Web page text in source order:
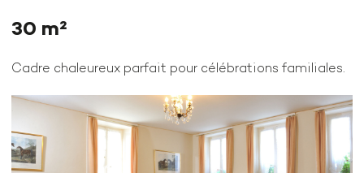
30 m²
Cadre chaleureux parfait pour célébrations familiales.